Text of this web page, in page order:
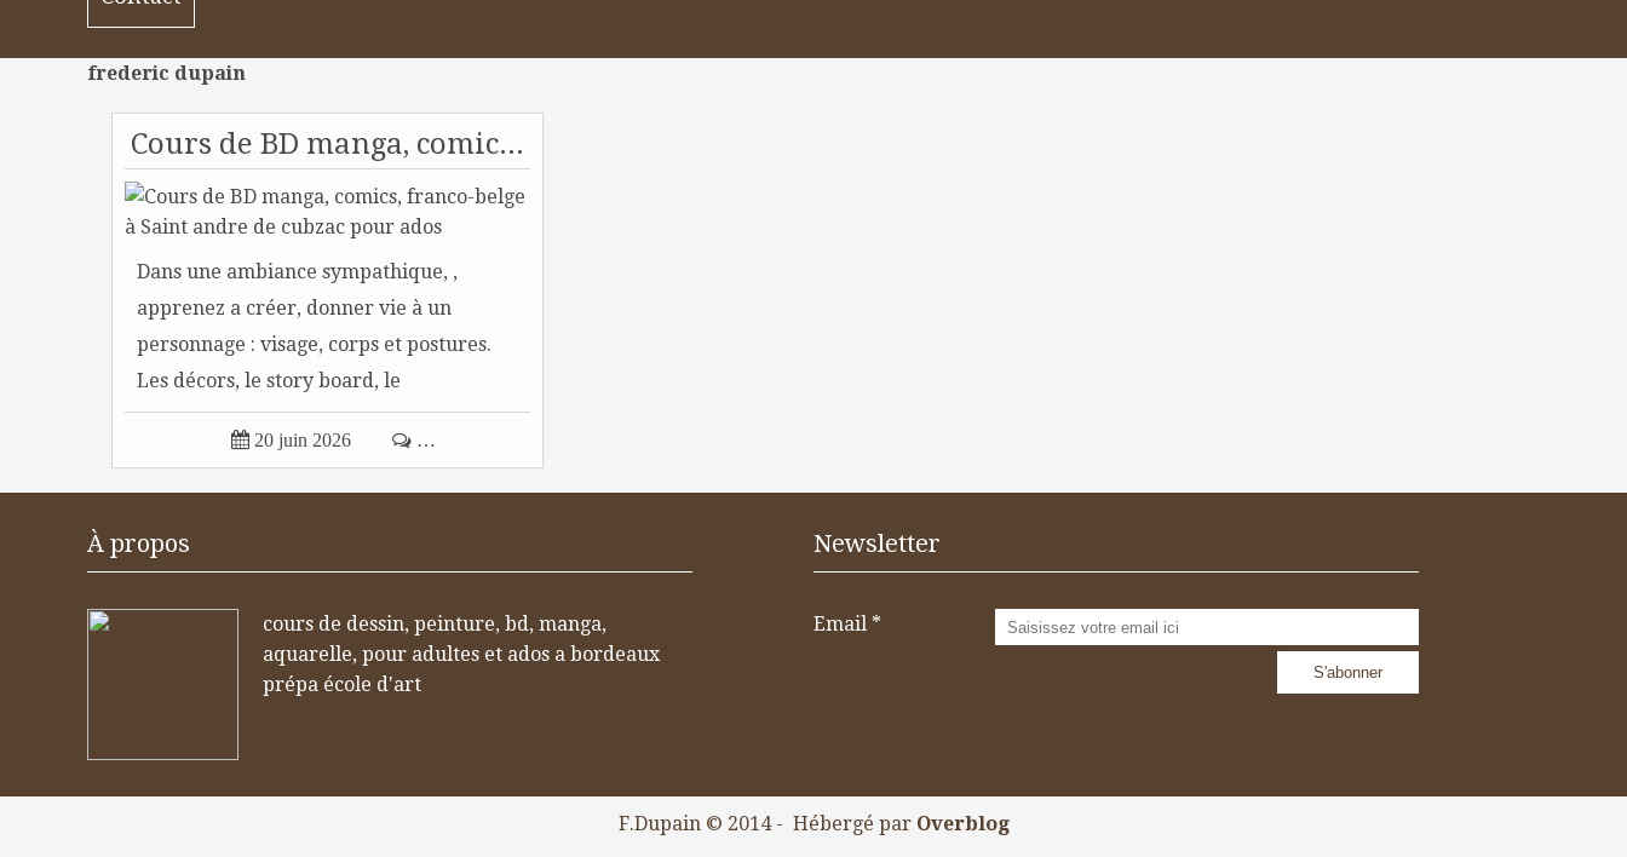
frederic dupain
Cours de BD manga, comics, franco-belge à Saint andre de cubzac pour ados
Dans une ambiance sympathique, ,
apprenez a créer, donner vie à un
personnage : visage, corps et postures.
Les décors, le story board, le
découpage...
 20 juin 2026  …
À propos
cours de dessin, peinture, bd, manga,
aquarelle, pour adultes et ados a bordeaux
prépa école d'art
Newsletter
Email
F.Dupain © 2014 - Hébergé par Overblog